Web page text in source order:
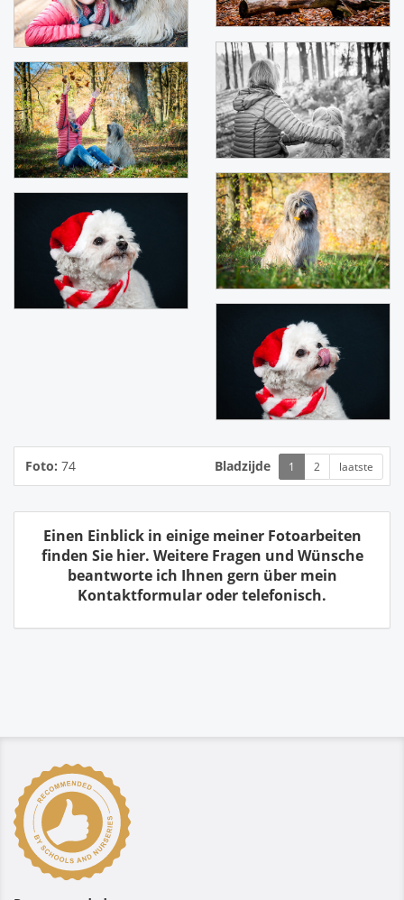
Foto: 74 Bladzijde 1 2 laatste
Einen Einblick in einige meiner Fotoarbeiten
finden Sie hier. Weitere Fragen und Wünsche
beantworte ich Ihnen gern über mein
Kontaktformular oder telefonisch.